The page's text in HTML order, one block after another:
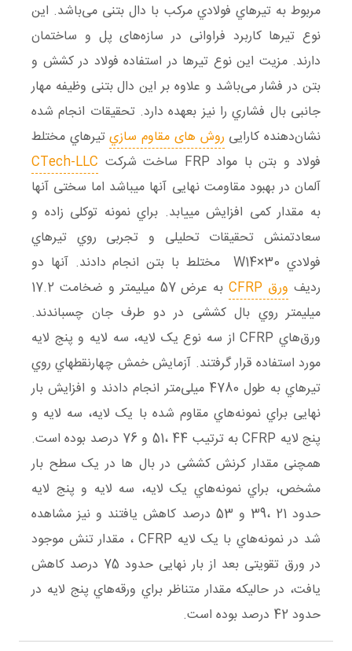
مربوط به تیرهاي فولادي مرکب با دال بتنی می‌باشد. این
نوع تیرها کاربرد فراوانی در سازه‌های پل و ساختمان
دارند. مزیت این نوع تیرها در استفاده فولاد در کشش و
بتن در فشار می‌باشد و علاوه بر این دال بتنی وظیفه مهار
جانبی بال فشاري را نیز بعهده دارد. تحقیقات انجام شده
نشان‌دهنده کارایی روش های مقاوم سازيتیرهاي مختلط
فولاد و بتن با مواد FRP ساخت شرکت
CTech-LLC
آلمان در بهبود مقاومت نهایی آنها میباشد اما سختی آنها
به مقدار کمی افزایش مییابد. براي نمونه توکلی زاده و
سعادتمنش تحقیقات تحلیلی و تجربی روي تیرهاي
فولادي 30×W14 مختلط با بتن انجام دادند. آنها دو
ردیف ورق CFRP
به عرض 57 میلیمتر و ضخامت 17.2
میلیمتر روي بال کششی در دو طرف جان چسباندند.
ورق‌هاي CFRP از سه نوع یک لایه، سه لایه و پنج لایه
مورد استفاده قرار گرفتند. آزمایش خمش چهارنقطهاي روي
تیرهاي به طول 4780 میلی‌متر انجام دادند و افزایش بار
نهایی براي نمونه‌هاي مقاوم شده با یک لایه، سه لایه و
پنج لایه CFRP به ترتیب 44 ،51 و 76 درصد بوده است.
همچنی مقدار کرنش کششی در بال ها در یک سطح بار
مشخص، براي نمونه‌هاي یک لایه، سه لایه و پنج لایه
حدود 21 ،39 و 53 درصد کاهش یافتند و نیز مشاهده
شد در نمونه‌هاي با یک لایه CFRP ، مقدار تنش موجود
در ورق تقویتی بعد از بار نهایی حدود 75 درصد کاهش
یافت، در حالیکه مقدار متناظر براي ورقه‌هاي پنج لایه در
حدود 42 درصد بوده است.